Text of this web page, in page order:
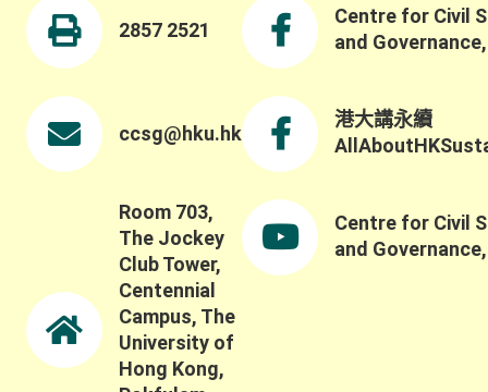
2857 2521
ccsg@hku.hk
Room 703,
The Jockey
Club Tower,
Centennial
Campus, The
University of
Hong Kong,
Centre for Civil
and
港大講永續
Centre for Civil
and